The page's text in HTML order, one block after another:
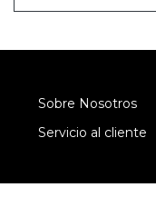
Sobre Nosotros
Servicio al cliente